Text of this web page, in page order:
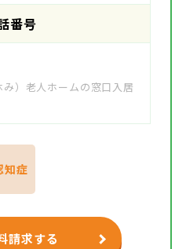
番号
）老人ホームの窓口入居
知症
請求する